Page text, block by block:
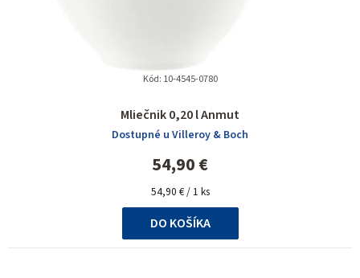
Mliečnik 0,20 l Anmut
Dostupné u Villeroy & Boch
54,90 €
Jednotková
cena:
54,90 € / 1 ks
DO KOŠÍKA
Kód: 10-4545-0780